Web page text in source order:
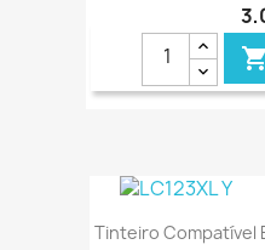

Tinteiro Compatível